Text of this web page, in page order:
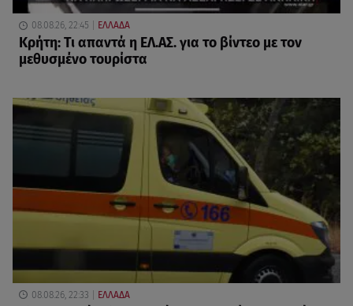
08.08.26, 22:45 ΕΛΛΑΔΑ
Κρήτη: Τι απαντά η ΕΛ.ΑΣ. για το βίντεο με τον
μεθυσμένο τουρίστα
08.08.26, 22:33 ΕΛΛΑΔΑ